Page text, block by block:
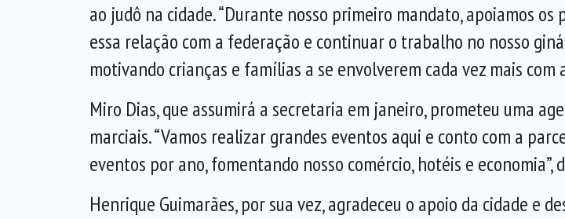
ao judô na cidade. “Durante nosso primeiro mandato, apoiamos
essa relação com a federação e continuar o trabalho no nosso
motivando crianças e famílias a se envolverem cada vez mais com
Miro Dias, que assumirá a secretaria em janeiro, prometeu uma
marciais. “Vamos realizar grandes eventos aqui e conto com a
eventos por ano, fomentando nosso comércio, hotéis e economia”,
Henrique Guimarães, por sua vez, agradeceu o apoio da cidade e